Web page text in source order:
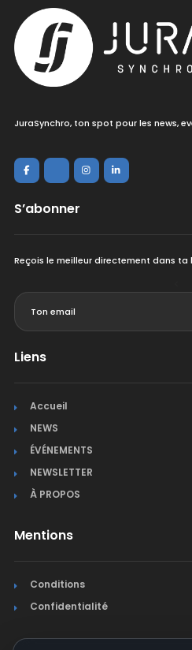
JuraSynchro, ton spot pour les news,
S’abonner
Reçois le meilleur directement dans ta
Liens
Accueil
NEWS
ÉVÉNEMENTS
NEWSLETTER
À PROPOS
Mentions
Conditions
Confidentialité